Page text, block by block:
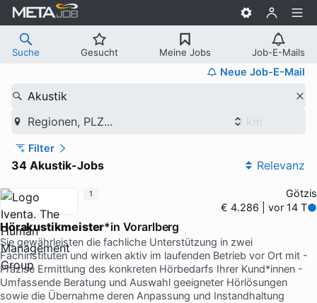
Suche Gesucht Meine Jobs Job-E-Mails
Neue Job-E-Mail
Akustik
Regionen, PLZ...
Filter
34 Akustik-Jobs Relevanz
Götzis
€ 4.286 | vor 14 T
Hörakustikmeister*in Vorarlberg
Sie gewährleisten die fachliche Unterstützung in zwei
Fachinstituten und wirken aktiv im laufenden Betrieb vor Ort mit -
Präzise Ermittlung des konkreten Hörbedarfs Ihrer Kund*innen -
Umfassende Beratung und Auswahl geeigneter Hörlösungen
sowie die Übernahme deren Anpassung und Instandhaltung
1